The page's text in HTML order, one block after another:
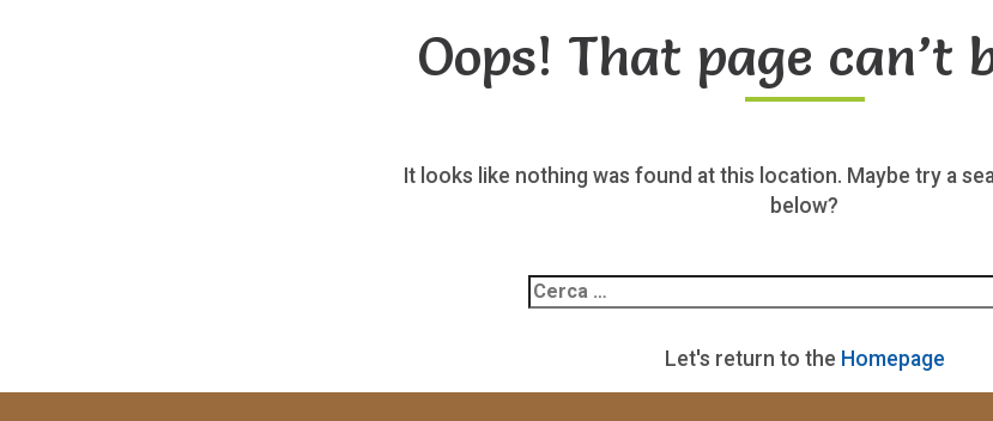
Oops! That page can’t
It looks like nothing was found at this location. Maybe try a
below?
per:
Let's return to the Homepage